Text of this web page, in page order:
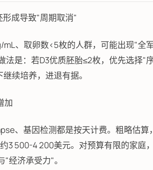
成导致"周期取消"
mL、取卵数<5枚的人群，可能出现"全
法是：若D3优质胚胎≤2枚，优先选择"
续培养，进退有据。
加
、基因检测都是按天计费。粗略估算
3 500-4 200美元。对预算有限的家庭
经济承受力"。